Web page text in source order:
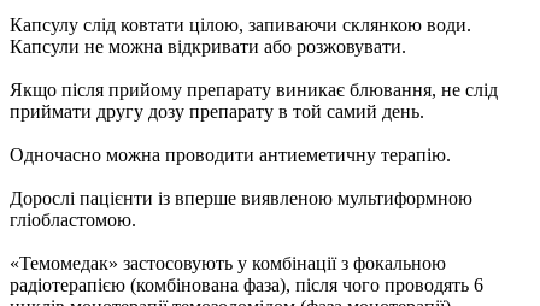
Капсулу слід ковтати цілою, запиваючи склянкою води.
Капсули не можна відкривати або розжовувати.
Якщо після прийому препарату виникає блювання, не слід
приймати другу дозу препарату в той самий день.
Одночасно можна проводити антиеметичну терапію.
Дорослі пацієнти із вперше виявленою мультиформною
гліобластомою.
«Темомедак» застосовують у комбінації з фокальною
радіотерапією (комбінована фаза), після чого проводять 6